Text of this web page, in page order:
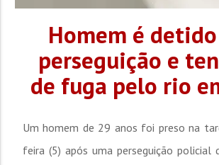
Homem é
perseguição e
de fuga pelo rio
Um homem de 29 anos foi preso na
feira (5) após uma perseguição policial